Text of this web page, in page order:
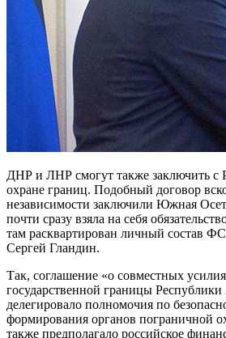
ДНР и ЛНР смогут также заключить с
охране границ. Подобный договор
независимости заключили Южная
почти сразу взяла на себя
там расквартирован личный состав
Сергей Гландин.
Так, соглашение «о совместных
государственной границы Республики
делегировало полномочия по
формирования органов пограничной
также предполагало российское